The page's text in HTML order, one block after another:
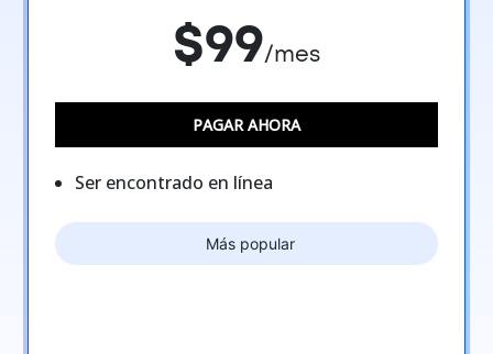
$99/mes
PAGAR AHORA
Ser encontrado en línea
Más popular